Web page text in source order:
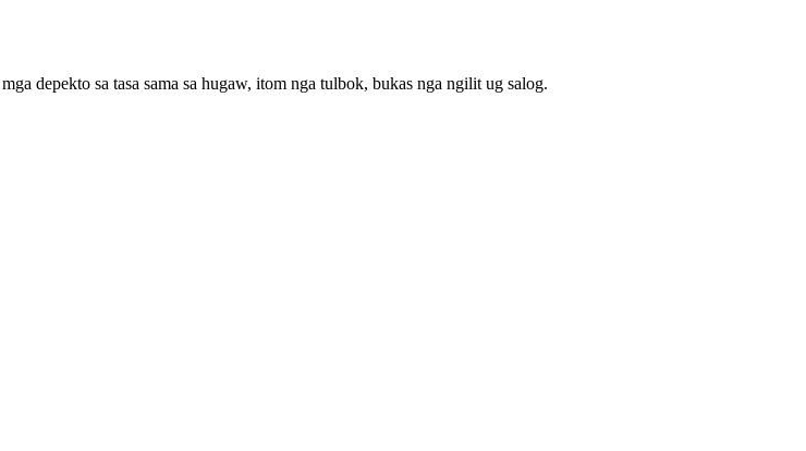
depekto sa tasa sama sa hugaw, itom nga tulbok, bukas nga ngilit ug salog.